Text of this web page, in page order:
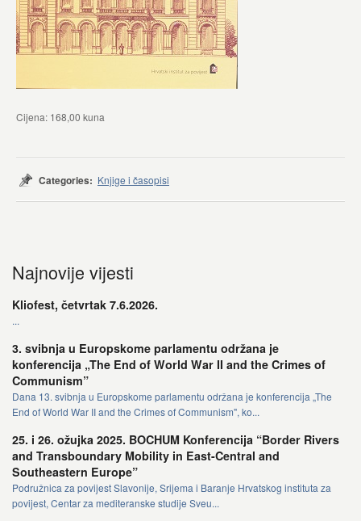
Cijena: 168,00 kuna
Categories: Knjige i časopisi
Najnovije vijesti
Kliofest, četvrtak 7.6.2026.
...
3. svibnja u Europskome parlamentu održana je
konferencija „The End of World War II and the Crimes of
Communism”
Dana 13. svibnja u Europskome parlamentu održana je konferencija „The
End of World War II and the Crimes of Communism", ko...
25. i 26. ožujka 2025. BOCHUM Konferencija “Border Rivers
and Transboundary Mobility in East-Central and
Southeastern Europe”
Podružnica za povijest Slavonije, Srijema i Baranje Hrvatskog instituta za
povijest, Centar za mediteranske studije Sveu...